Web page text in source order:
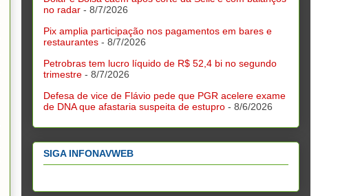
no radar - 8/7/2026
Pix amplia participação nos pagamentos em bares e
restaurantes - 8/7/2026
Petrobras tem lucro líquido de R$ 52,4 bi no segundo
trimestre - 8/7/2026
Defesa de vice de Flávio pede que PGR acelere exame
de DNA que afastaria suspeita de estupro - 8/6/2026
SIGA INFONAVWEB